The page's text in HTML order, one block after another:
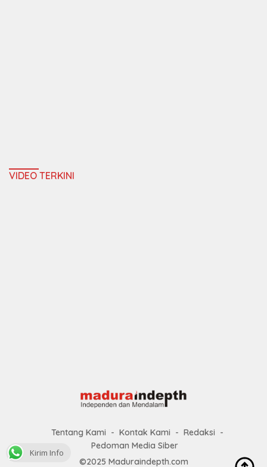
VIDEO TERKINI
Tentang Kami Kontak Kami
Redaksi
Pedoman Media Siber
©2025 Maduraindepth.com
Kirim Info